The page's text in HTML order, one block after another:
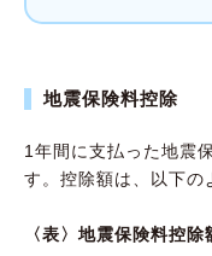
地震保険料控除
1年間に支払った地震
す。控除額は、以下の
〈表〉地震保険料控